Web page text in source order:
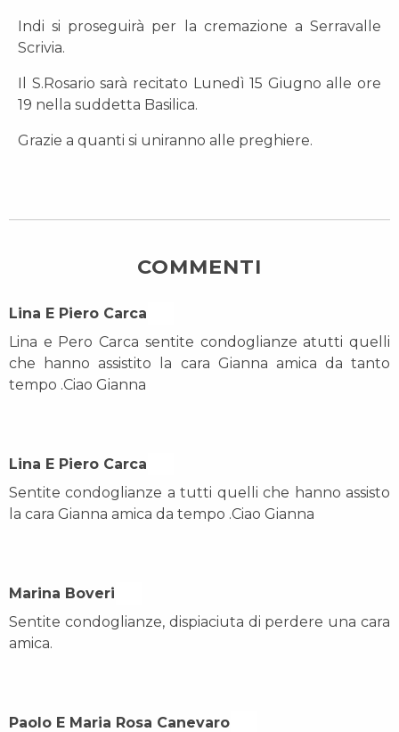
Indi si proseguirà per la cremazione a Serravalle
Scrivia.
Il S.Rosario sarà recitato Lunedì 15 Giugno alle ore
19 nella suddetta Basilica.
Grazie a quanti si uniranno alle preghiere.
COMMENTI
Lina E Piero Carca On
Lina e Pero Carca sentite condoglianze atutti quelli
che hanno assistito la cara Gianna amica da tanto
tempo .Ciao Gianna
Lina E Piero Carca On
Sentite condoglianze a tutti quelli che hanno assisto
la cara Gianna amica da tempo .Ciao Gianna
Marina Boveri On
Sentite condoglianze, dispiaciuta di perdere una cara
amica.
Paolo E Maria Rosa Canevaro On